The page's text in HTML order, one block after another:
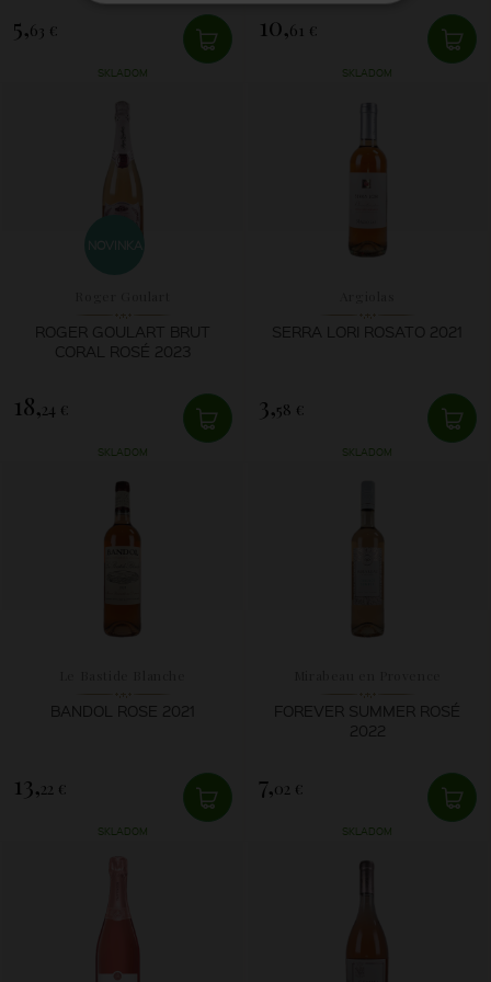
5,63 €
SKLADOM
10,61 €
SKLADOM
ROGER GOULART BRUT
CORAL ROSÉ 2023
18,24 €
SKLADOM
SERRA LORI ROSATO 2021
3,58 €
SKLADOM
BANDOL ROSE 2021
13,22 €
SKLADOM
FOREVER SUMMER ROSÉ
2022
7,02 €
SKLADOM